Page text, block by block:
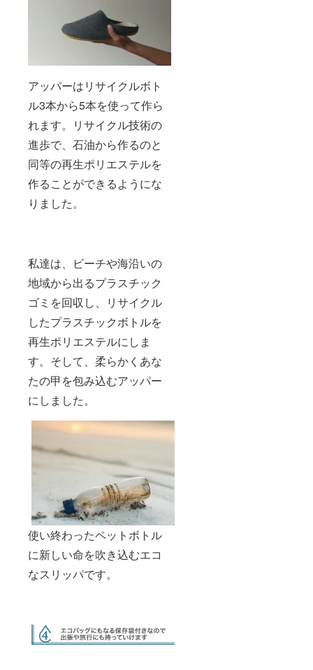
アッパーはリサイクルボト
ル3本から5本を使って作ら
れます。リサイクル技術の
進歩で、石油から作るのと
同等の再生ポリエステルを
作ることができるようにな
りました。
私達は、ビーチや海沿いの
地域から出るプラスチック
ゴミを回収し、リサイクル
したプラスチックボトルを
再生ポリエステルにしま
す。そして、柔らかくあな
たの甲を包み込むアッパー
にしました。
使い終わったペットボトル
に新しい命を吹き込むエコ
なスリッパです。